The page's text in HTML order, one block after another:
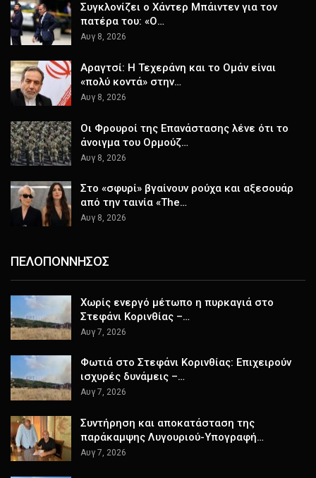
Συγκλονίζει ο Χάντερ Μπάιντεν για τον
πατέρα του: «Ο…
Αυγ 8, 2026
Αραγτσί: Η Τεχεράνη και το Ομάν είναι
«πολύ κοντά» στην…
Αυγ 8, 2026
Οι Φρουροί της Επανάστασης λένε ότι το
άνοιγμα του Ορμούζ…
Αυγ 8, 2026
Στο «σφυρί» βγαίνουν ρούχα και αξεσουάρ
από την ταινία «The…
Αυγ 8, 2026
ΠΕΛΟΠΟΝΝΗΣΟΣ
Χωρίς ενεργό μέτωπο η πυρκαγιά στο
Στεφάνι Κορινθίας –…
Αυγ 7, 2026
Φωτιά στο Στεφάνι Κορινθίας: Επιχειρούν
ισχυρές δυνάμεις –…
Αυγ 7, 2026
Συντήρηση και αποκατάσταση της
παράκαμψης Λυγουριού-Υπογραφή…
Αυγ 7, 2026